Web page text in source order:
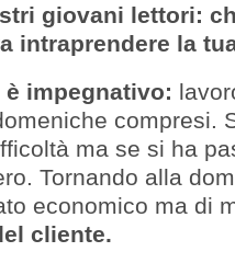
giovani lettori:
intraprendere la
è impegnativo:
compresi.
ma se si ha
Tornando alla
economico ma di
cliente.